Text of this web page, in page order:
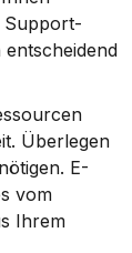
Support-
Überlegen
E-
vom
Ihrem